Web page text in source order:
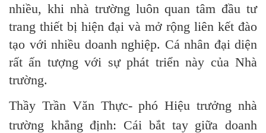
nhiều, khi nhà trường luôn quan tâm đầu tư
trang thiết bị hiện đại và mở rộng liên kết đào
tạo với nhiều doanh nghiệp. Cá nhân đại diện
rất ấn tượng với sự phát triển này của Nhà
trường.
Thầy Trần Văn Thực- phó Hiệu trưởng nhà
trường khẳng định: Cái bắt tay giữa doanh